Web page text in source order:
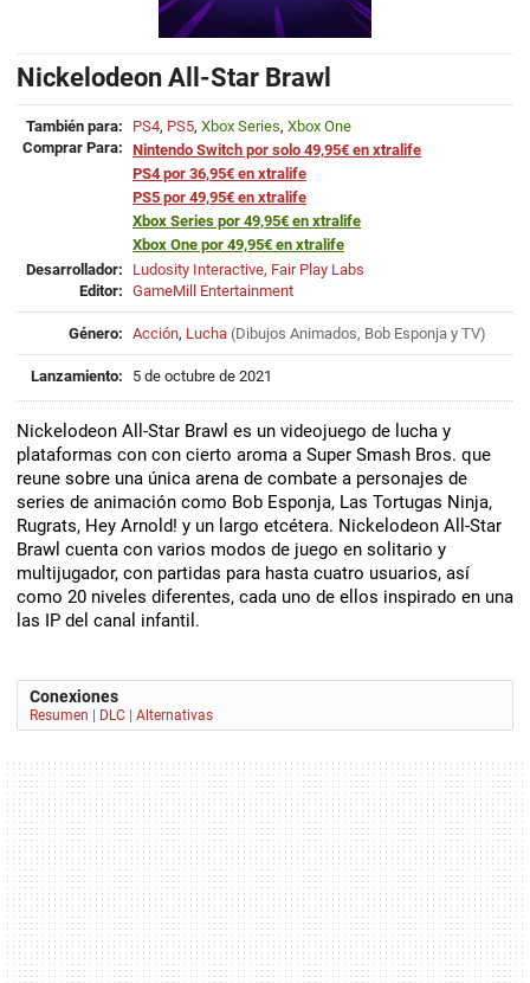
Nickelodeon All-Star Brawl
También para: PS4, PS5, Xbox Series, Xbox One
Comprar Para: Nintendo Switch por solo 49,95€ en xtralife
PS4 por 36,95€ en xtralife
PS5 por 49,95€ en xtralife
Xbox Series por 49,95€ en xtralife
Xbox One por 49,95€ en xtralife
Desarrollador:
Ludosity Interactive, Fair Play Labs
Editor: GameMill Entertainment
Género: Acción, Lucha (Dibujos Animados, Bob Esponja y TV)
Lanzamiento: 5 de octubre de 2021
Nickelodeon All-Star Brawl es un videojuego de lucha y
plataformas con con cierto aroma a Super Smash Bros. que
reune sobre una única arena de combate a personajes de
series de animación como Bob Esponja, Las Tortugas Ninja,
Rugrats, Hey Arnold! y un largo etcétera. Nickelodeon All-Star
Brawl cuenta con varios modos de juego en solitario y
multijugador, con partidas para hasta cuatro usuarios, así
como 20 niveles diferentes, cada uno de ellos inspirado en una
las IP del canal infantil.
Conexiones
Resumen DLC Alternativas